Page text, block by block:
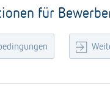
für